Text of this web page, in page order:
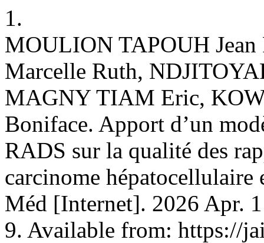
1.
MOULION TAPOUH
Marcelle Ruth,
MAGNY TIAM Eric,
Boniface. Apport d’un
RADS sur la qualité des
carcinome
Méd [Internet]. 2026 Apr.
9. Available from: https://